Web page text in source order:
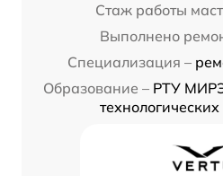
Стаж работы
Выполнено
Специализация –
Образование – РТУ